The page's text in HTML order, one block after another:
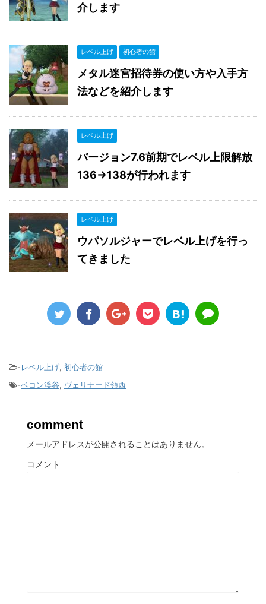
介します
レベル上げ 初心者の館
メタル迷宮招待券の使い方や入手方
法などを紹介します
レベル上げ
バージョン7.6前期でレベル上限解放
136→138が行われます
レベル上げ
ウパソルジャーでレベル上げを行っ
てきました
-レベル上げ, 初心者の館
-ベコン渓谷, ヴェリナード領西
comment
メールアドレスが公開されることはありません。
コメント